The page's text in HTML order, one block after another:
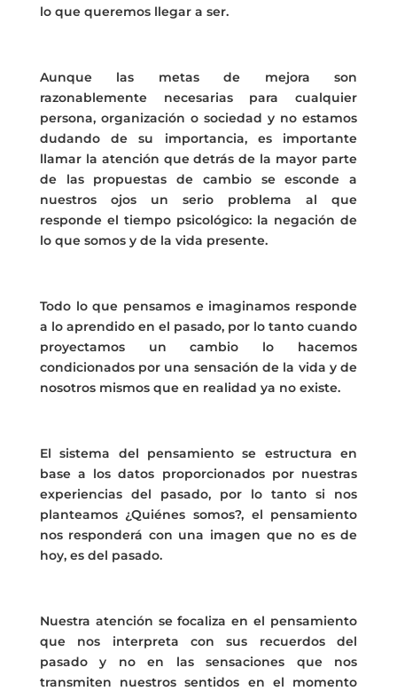
lo que queremos llegar a ser.
Aunque las metas de mejora son
razonablemente necesarias para cualquier
persona, organización o sociedad y no estamos
dudando de su importancia, es importante
llamar la atención que detrás de la mayor parte
de las propuestas de cambio se esconde a
nuestros ojos un serio problema al que
responde el tiempo psicológico: la negación de
lo que somos y de la vida presente.
Todo lo que pensamos e imaginamos responde
a lo aprendido en el pasado, por lo tanto cuando
proyectamos un cambio lo hacemos
condicionados por una sensación de la vida y de
nosotros mismos que en realidad ya no existe.
El sistema del pensamiento se estructura en
base a los datos proporcionados por nuestras
experiencias del pasado, por lo tanto si nos
planteamos ¿Quiénes somos?, el pensamiento
nos responderá con una imagen que no es de
hoy, es del pasado.
Nuestra atención se focaliza en el pensamiento
que nos interpreta con sus recuerdos del
pasado y no en las sensaciones que nos
transmiten nuestros sentidos en el momento